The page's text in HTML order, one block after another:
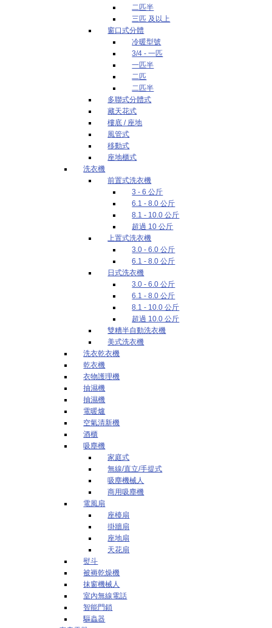
二匹半
三匹 及以上
窗口式分體
冷暖型號
3/4 - 一匹
一匹半
二匹
二匹半
多聯式分體式
藏天花式
樓底 / 座地
風管式
移動式
座地櫃式
洗衣機
前置式洗衣機
3 - 6 公斤
6.1 - 8.0 公斤
8.1 - 10.0 公斤
超過 10 公斤
上置式洗衣機
3.0 - 6.0 公斤
6.1 - 8.0 公斤
日式洗衣機
3.0 - 6.0 公斤
6.1 - 8.0 公斤
8.1 - 10.0 公斤
超過 10.0 公斤
雙糟半自動洗衣機
美式洗衣機
洗衣乾衣機
乾衣機
衣物護理機
抽濕機
抽濕機
電暖爐
空氣清新機
酒櫃
吸塵機
家庭式
無線/直立/手提式
吸塵機械人
商用吸塵機
電風扇
座檯扇
掛牆扇
座地扇
天花扇
熨斗
被褥乾燥機
抹窗機械人
室內無線電話
智能門鎖
驅蟲器